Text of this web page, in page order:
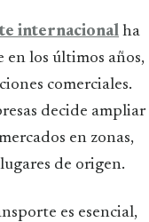
internacional ha
los últimos años,
comerciales.
decide ampliar
en zonas,
de origen.
es esencial,